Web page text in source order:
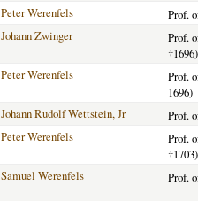
Peter Werenfels
Prof.
Johann Zwinger
Prof.
†1696)
Peter Werenfels
Prof.
1696)
Johann Rudolf Wettstein, Jr
Prof.
Peter Werenfels
Prof.
†1703)
Samuel Werenfels
Prof.